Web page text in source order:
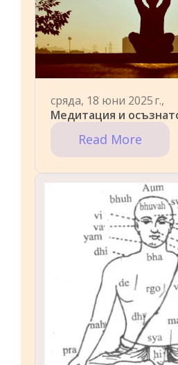
сряда, 18 юни 2025 г.,
Медитация и
Read More